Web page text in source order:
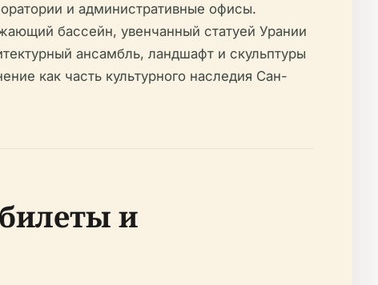
и административные офисы.
бассейн, увенчанный статуей Урании
ансамбль, ландшафт и скульптуры
как часть культурного наследия Сан-
и